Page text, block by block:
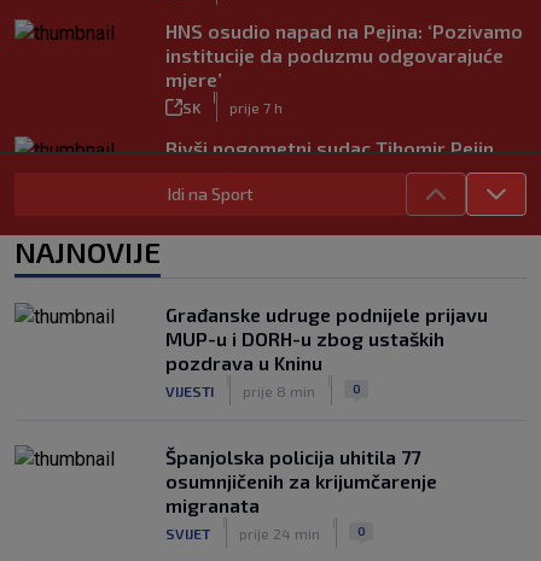
HNS osudio napad na Pejina: ‘Pozivamo
institucije da poduzmu odgovarajuće
mjere’
SK prije 7 h
Bivši nogometni sudac Tihomir Pejin
pretučen u Osijeku, policija istražuje
brutalni napad
Idi na Sport
NAJNOVIJE
Građanske udruge podnijele prijavu
MUP-u i DORH-u zbog ustaških
pozdrava u Kninu
VIJESTI prije 8 min 0
Španjolska policija uhitila 77
osumnjičenih za krijumčarenje
migranata
SVIJET prije 24 min 0